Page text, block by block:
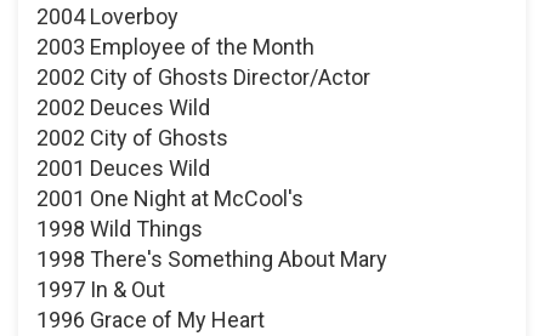
2004 Loverboy
2003 Employee of the Month
2002 City of Ghosts Director/Actor
2002 Deuces Wild
2002 City of Ghosts
2001 Deuces Wild
2001 One Night at McCool's
1998 Wild Things
1998 There's Something About Mary
1997 In & Out
1996 Grace of My Heart